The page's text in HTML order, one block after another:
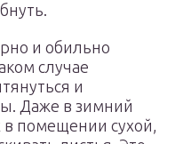
и обильно
случае
и
Даже в зимний
в помещении сухой,